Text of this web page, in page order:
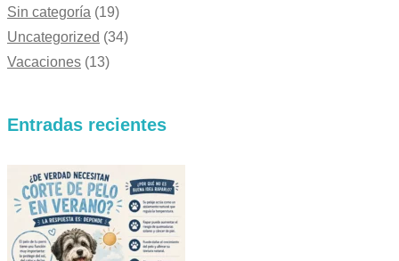
Sin categoría (19)
Uncategorized (34)
Vacaciones (13)
Entradas recientes